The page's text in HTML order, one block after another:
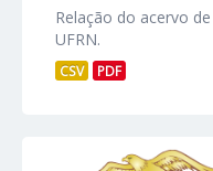
Relação do acervo
UFRN.
CSV PDF